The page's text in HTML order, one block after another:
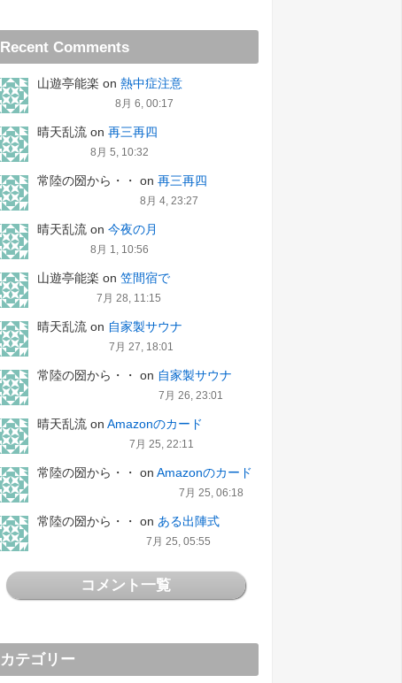
Recent Comments
山遊亭能楽 on 熱中症注意
8月 6, 00:17
晴天乱流 on 再三再四
8月 5, 10:32
常陸の圀から・・ on 再三再四
8月 4, 23:27
晴天乱流 on 今夜の月
8月 1, 10:56
山遊亭能楽 on 笠間宿で
7月 28, 11:15
晴天乱流 on 自家製サウナ
7月 27, 18:01
常陸の圀から・・ on 自家製サウナ
7月 26, 23:01
晴天乱流 on Amazonのカード
7月 25, 22:11
常陸の圀から・・ on Amazonのカード
7月 25, 06:18
常陸の圀から・・ on ある出陣式
7月 25, 05:55
コメント一覧
カテゴリー